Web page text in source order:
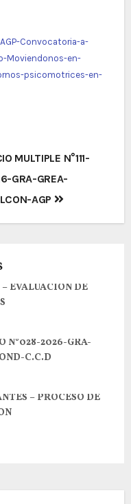
AGP-Convocatoria-a-
Moviendonos-en-
psicomotrices-en-
MULTIPLE N°111-
GRA-GREA-
AGP
EVALUACION DE
N°028-2026-GRA-
C.C.D
– PROCESO DE